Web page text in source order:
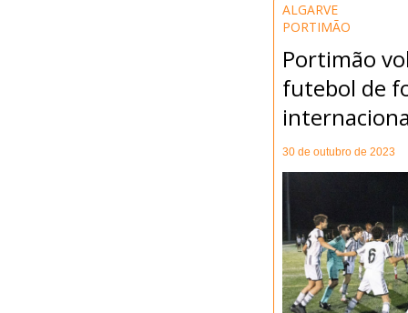
ALGARVE
PORTIMÃO
Portimão
futebol de
30 de outubro de 2023